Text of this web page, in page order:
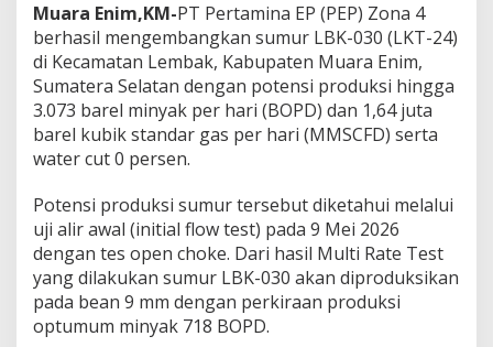
r
L
B
-
0
3
M
u
a
r
a
E
n
Muara Enim,KM-PT Pertamina EP (PEP) Zona 4
berhasil mengembangkan sumur LBK-030 (LKT-24)
di Kecamatan Lembak, Kabupaten Muara Enim,
Sumatera Selatan dengan potensi produksi hingga
3.073 barel minyak per hari (BOPD) dan 1,64 juta
barel kubik standar gas per hari (MMSCFD) serta
water cut 0 persen.
Potensi produksi sumur tersebut diketahui melalui
uji alir awal (initial flow test) pada 9 Mei 2026
dengan tes open choke. Dari hasil Multi Rate Test
yang dilakukan sumur LBK-030 akan diproduksikan
pada bean 9 mm dengan perkiraan produksi
optumum minyak 718 BOPD.